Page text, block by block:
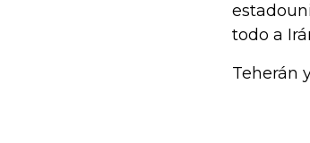
todo a
Teherán